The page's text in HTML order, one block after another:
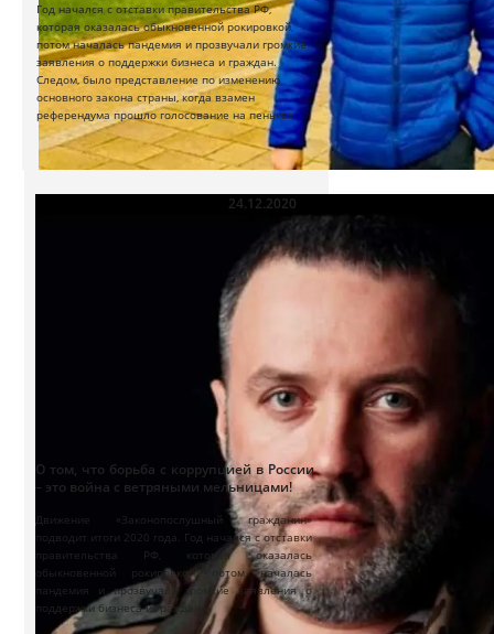
Год начался с отставки правительства РФ,
которая оказалась обыкновенной рокировкой,
потом началась пандемия и прозвучали громкие
заявления о поддержки бизнеса и граждан.
Следом, было представление по изменению
основного закона страны, когда взамен
референдума прошло голосование на пеньках.
24.12.2020
Движение «Законопослушный гражданин»
подводит итоги 2020 года. Год начался с отставки
правительства РФ, которая оказалась
обыкновенной рокировкой, потом началась
пандемия и прозвучали громкие заявления о
поддержки бизнеса и граждан.
О том, что борьба с коррупцией в России
– это война с ветряными мельницами!